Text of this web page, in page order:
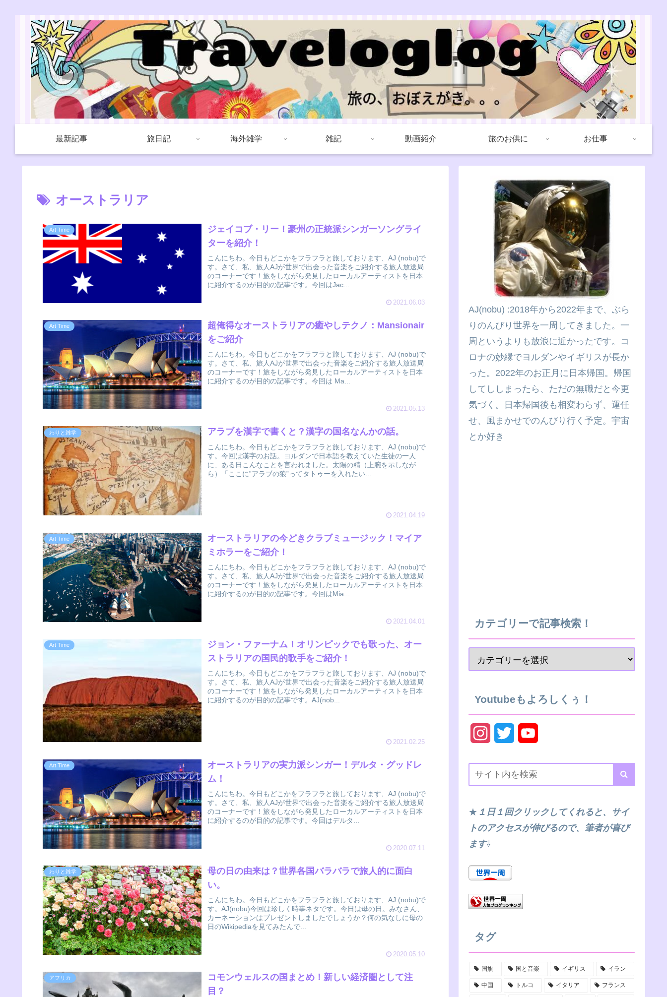
最新記事 旅日記 海外雑学 雑記 動画紹介 旅のお供に お仕事
オーストラリア
Art Time
ジェイコブ・リー！豪州の正統派シンガーソングライ
ターを紹介！
こんにちわ。今日もどこかをフラフラと旅しております、AJ (nobu)で
す。さて、私、旅人AJが世界で出会った音楽をご紹介する旅人放送局
のコーナーです！旅をしながら発見したローカルアーティストを日本
に紹介するのが目的の記事です。今回はJac...
2021.06.03
Art Time
超俺得なオーストラリアの癒やしテクノ：Mansionair
をご紹介
こんにちわ。今日もどこかをフラフラと旅しております、AJ (nobu)で
す。さて、私、旅人AJが世界で出会った音楽をご紹介する旅人放送局
のコーナーです！旅をしながら発見したローカルアーティストを日本
に紹介するのが目的の記事です。今回は Ma...
2021.05.13
わりと雑学 アラブを漢字で書くと？漢字の国名なんかの話。
こんにちわ。今日もどこかをフラフラと旅しております、AJ (nobu)で
す。今回は漢字のお話。ヨルダンで日本語を教えていた生徒の一人
に、ある日こんなことを言われました。太陽の精（上腕を示しなが
ら）「ここに”アラブの狼”ってタトゥーを入れたい...
2021.04.19
Art Time
オーストラリアの今どきクラブミュージック！マイア
ミホラーをご紹介！
こんにちわ。今日もどこかをフラフラと旅しております、AJ (nobu)で
す。さて、私、旅人AJが世界で出会った音楽をご紹介する旅人放送局
のコーナーです！旅をしながら発見したローカルアーティストを日本
に紹介するのが目的の記事です。今回はMia...
2021.04.01
Art Time
ジョン・ファーナム！オリンピックでも歌った、オー
ストラリアの国民的歌手をご紹介！
こんにちわ。今日もどこかをフラフラと旅しております、AJ (nobu)で
す。さて、私、旅人AJが世界で出会った音楽をご紹介する旅人放送局
のコーナーです！旅をしながら発見したローカルアーティストを日本
に紹介するのが目的の記事です。AJ(nob...
2021.02.25
Art Time
オーストラリアの実力派シンガー！デルタ・グッドレ
ム！
こんにちわ。今日もどこかをフラフラと旅しております、AJ (nobu)で
す。さて、私、旅人AJが世界で出会った音楽をご紹介する旅人放送局
のコーナーです！旅をしながら発見したローカルアーティストを日本
に紹介するのが目的の記事です。今回はデルタ...
2020.07.11
わりと雑学
母の日の由来は？世界各国バラバラで旅人的に面白
い。
こんにちわ。今日もどこかをフラフラと旅しております、AJ (nobu)で
す。AJ(nobu)今回は珍しく時事ネタです。今日は母の日。みなさん、
カーネーションはプレゼントしましたでしょうか？何の気なしに母の
日のWikipediaを見てみたんで...
2020.05.10
アフリカ
コモンウェルスの国まとめ！新しい経済圏として注
目？
AJ(nobu) :2018年から2022年まで、ぶら
りのんびり世界を一周してきました。一
周というよりも放浪に近かったです。コ
ロナの妙縁でヨルダンやイギリスが長か
った。2022年のお正月に日本帰国。帰国
してししまったら、ただの無職だと今更
気づく。日本帰国後も相変わらず、運任
せ、風まかせでのんびり行く予定。宇宙
とか好き
カテゴリーで記事検索！
Youtubeもよろしくぅ！
s
a
g
a
i
t
e
u
b
n
e
★ １日１回クリックしてくれると、サイ
トのアクセスが伸びるので、筆者が喜び
ます⇩
タグ
国旗 国と音楽 イギリス イラン
中国 トルコ イタリア フランス